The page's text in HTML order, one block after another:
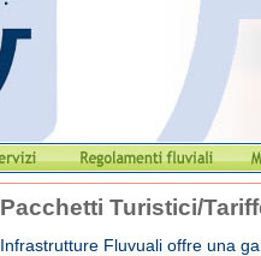
Pacchetti Turistici/
Infrastrutture Fluvuali offre una